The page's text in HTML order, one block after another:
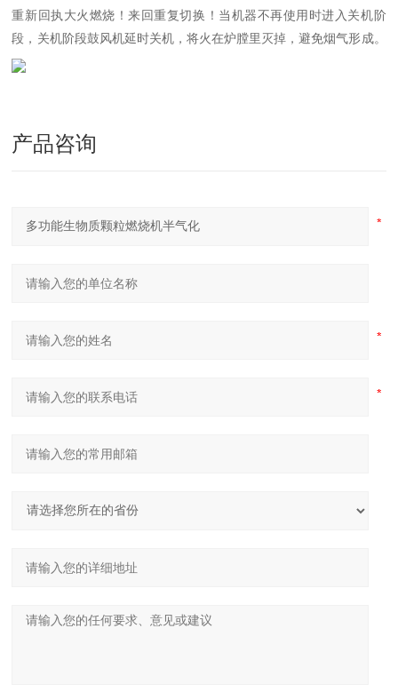
重新回执大火燃烧！来回重复切换！当机器不再使用时进入关机阶
段，关机阶段鼓风机延时关机，将火在炉膛里灭掉，避免烟气形成。
产品咨询